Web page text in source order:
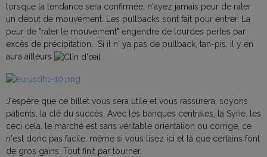
lorsque la tendance sera confirmée, n'ayez jamais peur de rater
un début de mouvement. Les pullbacks sont fait pour entrer. La
peur de "rater le mouvement" engendre de lourdes pertes par
excès de précipitation. Si il n' ya pas de pullback, tan-pis, il y en
aura ailleurs
J'espère que ce billet vous sera utile et vous rassurera, soyons
patients, la clé du succès. Avec les banques centrales, la Syrie, les
ceci cela, le marché est sans véritable orientation ou corrige, ce
n'est donc pas facile, même si vous lisez ici et là que certains font
de gros gains. Tout finit par tourner.